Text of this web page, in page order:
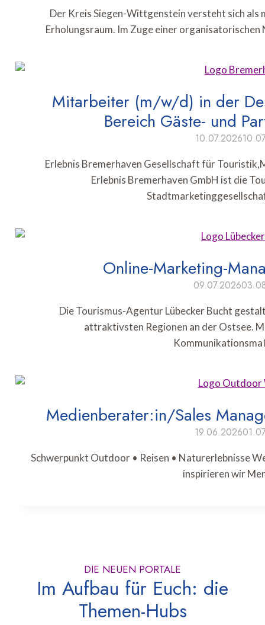
Der Kreis Siegen-Wittgenstein versteht sich als
Erholungsraum. Im Zuge einer
Mitarbeiter (m/w/d) in der
Bereich Gäste- und
10.07.2026
Erlebnis Bremerhaven Gesellschaft für
Erlebnis Bremerhaven GmbH ist die
Online-Marketing-
09.07.2026
Die Tourismus-Agentur Lübecker Bucht
attraktivsten Regionen an der Ostsee.
Medienberater:in/Sales
19.06.2026
Schwerpunkt Outdoor • Reisen • Naturerlebnisse
inspirieren wir
DIE NEUEN PORTALE
Im Aufbau für Euch: die
Themen-Hubs